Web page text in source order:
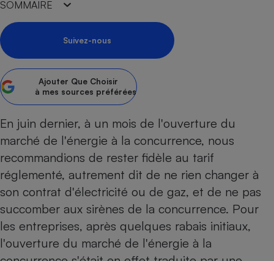
SOMMAIRE
Suivez-nous
Ajouter Que Choisir
à mes sources préférées
En juin dernier, à un mois de l'ouverture du
marché de l'énergie à la concurrence, nous
recommandions de rester fidèle au tarif
réglementé, autrement dit de ne rien changer à
son contrat d'électricité ou de gaz, et de ne pas
succomber aux sirènes de la concurrence. Pour
les entreprises, après quelques rabais initiaux,
l'ouverture du marché de l'énergie à la
Supermarché - Drive
Banque - Crédit
Epargne - Fiscalité
Mutuelle
Contrôle technique -
Pièce détachée
Comparateur auto
Comparatif climatiseur
Comparatif aspirateur
Comparatif aspirateur
Comparatif cafetière
Comparatif robot cuiseur
Comparatif centrale
Électricité - Gaz
Comparatif ordinateur
Comparatif ultrabook
Comparatif tablette
Image et son
Informatique
Internet
Crédit immobilier
Aménagement
Bricolage - Jardinage
Chauffage
Produit d'entretien
Sécurité domestique
Hygiène - Beauté
Maladie - Médecine -
Système de santé -
Maison de retraite
Retraite
Choisir son fioul
Choisir son pellet
Comparateur assurance emprunteur
Energie Moins Chère Ensemble
Tous les comparateurs
Toutes les cartes interactives
Speedtest - Testez le débit de votre
connexion Internet